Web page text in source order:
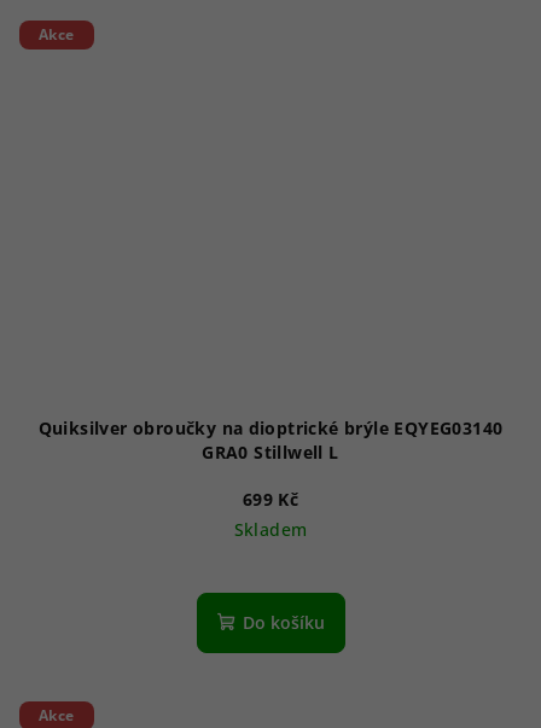
Akce
Quiksilver obroučky na dioptrické brýle EQYEG03140
GRA0 Stillwell L
699 Kč
Skladem
Do košíku
Akce